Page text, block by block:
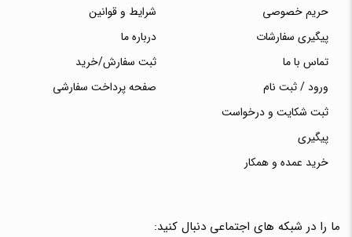
حریم خصوصی
پیگیری سفارشات
تماس با ما
ورود / ثبت نام
ثبت شکایت و درخواست
پیگیری
خرید عمده و همکار
شرایط و قوانین
درباره ما
ثبت سفارش/خرید
صفحه پرداخت سفارشی
ما را در شبکه های اجتماعی دنبال کنید: